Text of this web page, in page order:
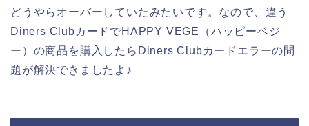
どうやらオーバーしていたみたいです。なので、違う
Diners ClubカードでHAPPY VEGE（ハッピーベジ
ー）の商品を購入したらDiners Clubカードエラーの問
題が解決できましたよ♪